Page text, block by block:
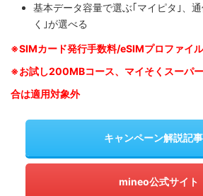
基本データ容量で選ぶ｢マイピタ｣、
く｣が選べる
※SIMカード発行手数料/eSIMプロファイ
※お試し200MBコース、マイそくスーパ
合は適用対象外
キャンペーン解説記
mineo公式サイト